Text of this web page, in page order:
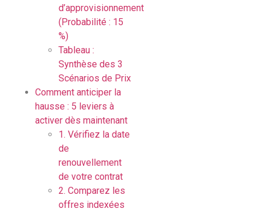
d’approvisionnement
(Probabilité : 15
%)
Tableau :
Synthèse des 3
Scénarios de Prix
Comment anticiper la
hausse : 5 leviers à
activer dès maintenant
1. Vérifiez la date
de
renouvellement
de votre contrat
2. Comparez les
offres indexées